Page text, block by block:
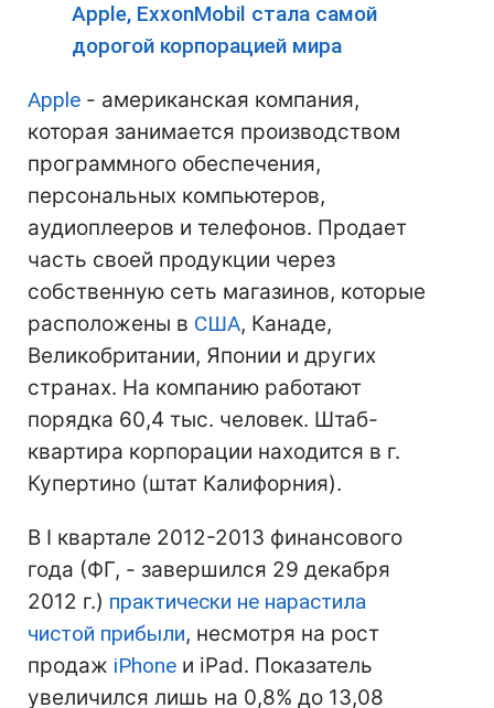
Apple, ExxonMobil стала самой
дорогой корпорацией мира
Apple - американская компания,
которая занимается производством
программного обеспечения,
персональных компьютеров,
аудиоплееров и телефонов. Продает
часть своей продукции через
собственную сеть магазинов, которые
расположены в США, Канаде,
Великобритании, Японии и других
странах. На компанию работают
порядка 60,4 тыс. человек. Штаб-
квартира корпорации находится в г.
Купертино (штат Калифорния).
В I квартале 2012-2013 финансового
года (ФГ, - завершился 29 декабря
2012 г.) практически не нарастила
чистой прибыли, несмотря на рост
продаж iPhone и iPad. Показатель
увеличился лишь на 0,8% до 13,08